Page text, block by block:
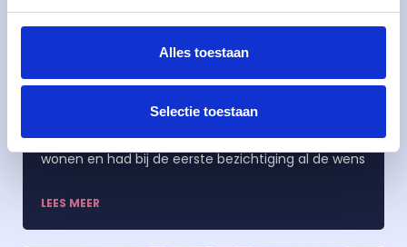
Alles toestaan
Selectie toestaan
Grenen balustrade
De uitdaging De klant was recent in dit huis komen
wonen en had bij de eerste bezichtiging al de wens
LEES MEER